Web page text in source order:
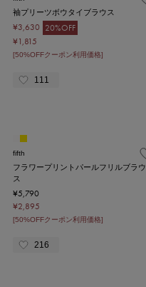
袖プリーツボウタイブラウス
¥3,630 20%OFF
¥1,815
[50%OFFクーポン利用価格]
111
fifth
フラワープリントパールフリルブラウ
ス
¥5,790
¥2,895
[50%OFFクーポン利用価格]
216